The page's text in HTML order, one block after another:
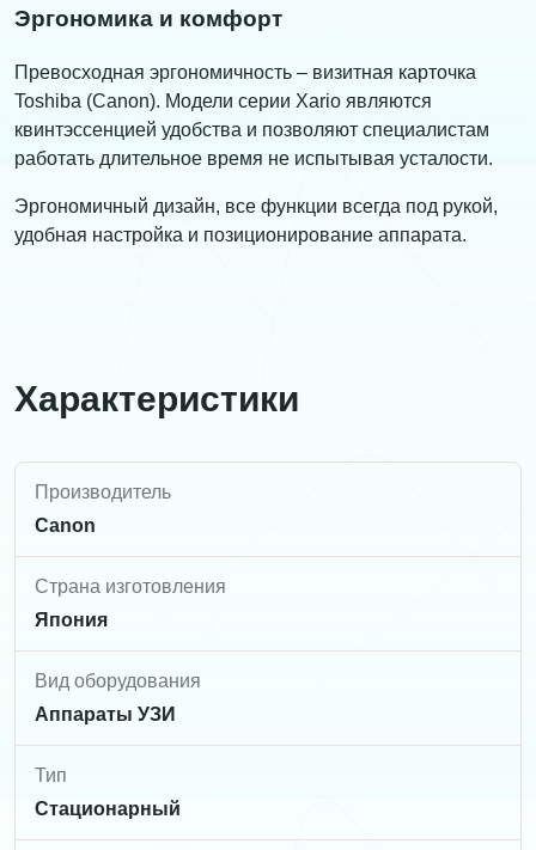
Эргономика и комфорт
Превосходная эргономичность – визитная карточка
Toshiba (Canon). Модели серии Xario являются
квинтэссенцией удобства и позволяют специалистам
работать длительное время не испытывая усталости.
Эргономичный дизайн, все функции всегда под рукой,
удобная настройка и позиционирование аппарата.
Характеристики
Производитель
Canon
Страна изготовления
Япония
Вид оборудования
Аппараты УЗИ
Тип
Стационарный